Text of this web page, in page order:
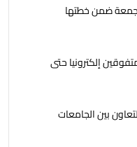
اليوم الجمعة ضمن خطتها
إلكترونيا حتى
بين الجامعات